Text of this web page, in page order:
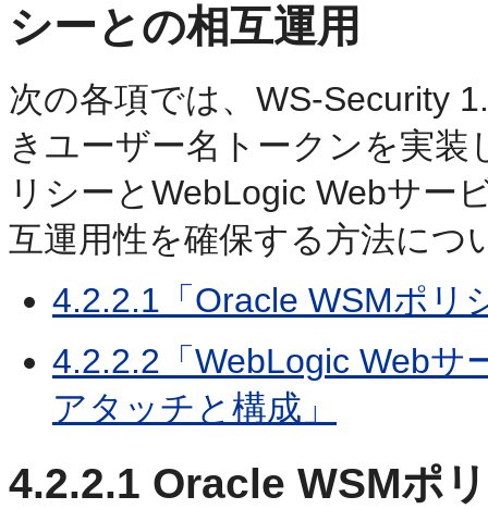
シーとの相互運用
次の各項では、WS-Security
きユーザー名トークンを実
リシーとWebLogic Webサー
互運用性を確保する方法につ
4.2.2.1「Oracle WSMポリ
4.2.2.2「WebLogic Web
アタッチと構成」
4.2.2.1 Oracle WSMポ